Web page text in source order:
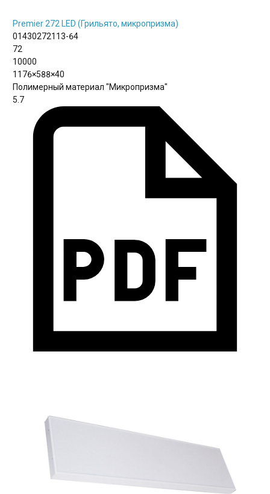
Premier 272 LED (Грильято, микропризма)
01430272113-64
72
10000
1176×588×40
Полимерный материал "Микропризма"
5.7